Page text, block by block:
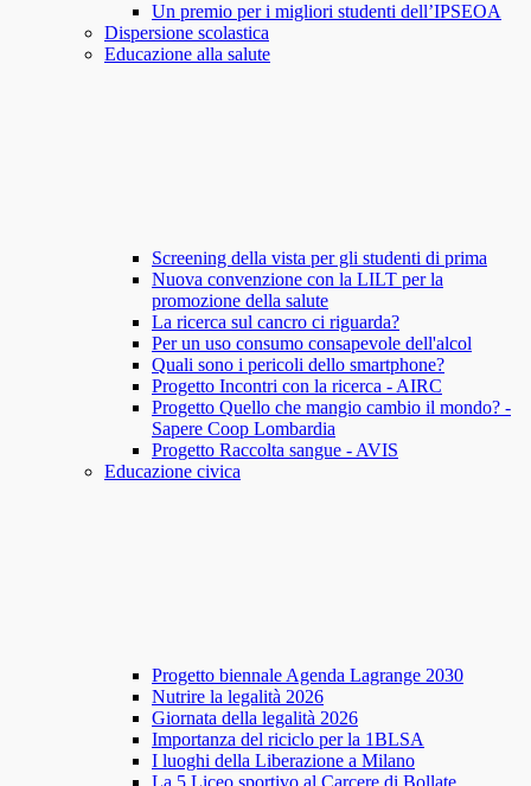
Un premio per i migliori studenti dell’IPSEOA
Dispersione scolastica
Educazione alla salute
Screening della vista per gli studenti di prima
Nuova convenzione con la LILT per la
promozione della salute
La ricerca sul cancro ci riguarda?
Per un uso consumo consapevole dell'alcol
Quali sono i pericoli dello smartphone?
Progetto Incontri con la ricerca - AIRC
Progetto Quello che mangio cambio il mondo? -
Sapere Coop Lombardia
Progetto Raccolta sangue - AVIS
Educazione civica
Progetto biennale Agenda Lagrange 2030
Nutrire la legalità 2026
Giornata della legalità 2026
Importanza del riciclo per la 1BLSA
I luoghi della Liberazione a Milano